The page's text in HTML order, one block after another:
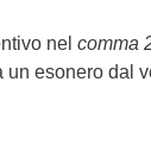
nel comma
un esonero dal